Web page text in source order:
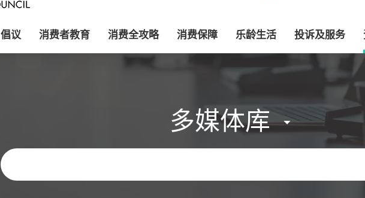
倡议 消费者教育 消费全攻略 消费保障 乐龄生活 投诉及服务
多媒体库
关键字